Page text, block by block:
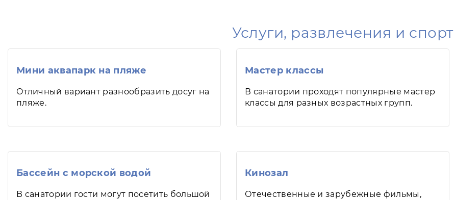
Услуги, развлечения и спорт
Мини аквапарк на пляже
Отличный вариант разнообразить досуг на
пляже.
Мастер классы
В санатории проходят популярные мастер
классы для разных возрастных групп.
Бассейн с морской водой
В санатории гости могут посетить большой
Кинозал
Отечественные и зарубежные фильмы,